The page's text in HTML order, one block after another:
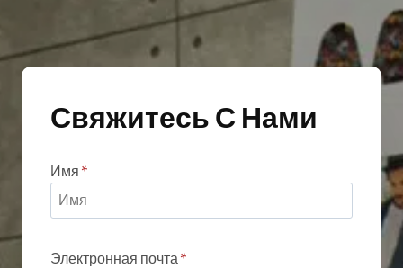
Свяжитесь С Нами
Имя *
Электронная почта *